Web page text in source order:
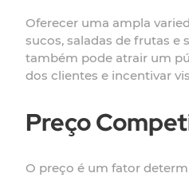
Oferecer uma ampla
sucos, saladas de frutas e
também pode atrair um
dos clientes e incentivar
Preço
O preço é um fator